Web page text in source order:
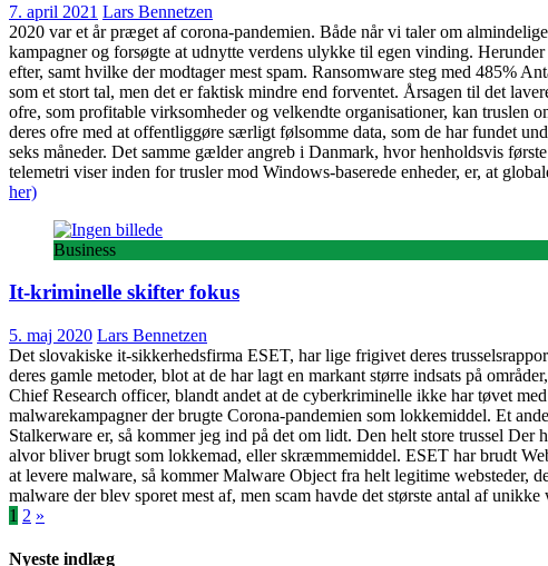
7. april 2021 Lars Bennetzen
2020 var et år præget af corona-pandemien. Både når vi taler om
kampagner og forsøgte at udnytte verdens ulykke til egen vinding.
efter, samt hvilke der modtager mest spam. Ransomware steg med 485%
som et stort tal, men det er faktisk mindre end forventet. Årsagen til det
ofre, som profitable virksomheder og velkendte organisationer, kan truslen
deres ofre med at offentliggøre særligt følsomme data, som de har fundet
seks måneder. Det samme gælder angreb i Danmark, hvor henholdsvis
telemetri viser inden for trusler mod Windows-baserede enheder, er, at
her)
Business
It-kriminelle skifter fokus
5. maj 2020 Lars Bennetzen
Det slovakiske it-sikkerhedsfirma ESET, har lige frigivet deres
deres gamle metoder, blot at de har lagt en markant større indsats på
Chief Research officer, blandt andet at de cyberkriminelle ikke har tøvet
malwarekampagner der brugte Corona-pandemien som lokkemiddel. Et
Stalkerware er, så kommer jeg ind på det om lidt. Den helt store trussel
alvor bliver brugt som lokkemad, eller skræmmemiddel. ESET har brudt
at levere malware, så kommer Malware Object fra helt legitime websteder,
malware der blev sporet mest af, men scam havde det største antal af
Indlægsinddeling
1 2 »
Nyeste indlæg